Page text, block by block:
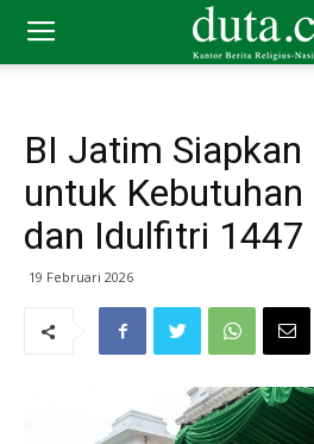
BI Jatim Siapkan
untuk Kebutuhan
dan Idulfitri 1447
19 Februari 2026